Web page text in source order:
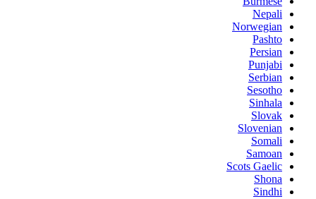
Nepali
Norwegian
Pashto
Persian
Punjabi
Serbian
Sesotho
Sinhala
Slovak
Slovenian
Somali
Samoan
Scots Gaelic
Shona
Sindhi